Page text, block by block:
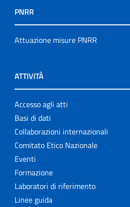
PNRR
Attuazione misure PNRR
ATTIVITÀ
Accesso agli atti
Basi di dati
Collaborazioni internazionali
Comitato Etico Nazionale
Eventi
Formazione
Laboratori di riferimento
Linee guida